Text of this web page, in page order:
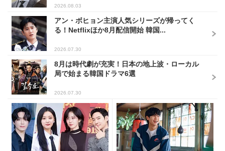
2026.08.03
アン・ボヒョン主演人気シリーズが帰ってく
る！Netflixほか8月配信開始 韓国...
2026.07.30
8月は時代劇が充実！日本の地上波・ローカル
局で始まる韓国ドラマ6選
2026.07.30